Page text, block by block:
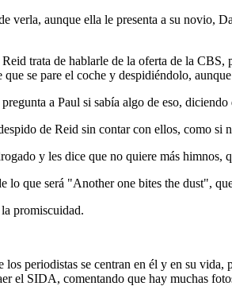
verla, aunque ella le presenta a su
trata de hablarle de la oferta de la
se pare el coche y despidiéndolo,
a Paul si sabía algo de eso,
de Reid sin contar con ellos, como
y les dice que no quiere más
lo que será "Another one bites the dust",
promiscuidad.
periodistas se centran en él y en su
el SIDA, comentando que hay muchas